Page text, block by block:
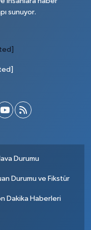
sunuyor.
Durumu
Durumu ve Fikstür
Dakika Haberleri